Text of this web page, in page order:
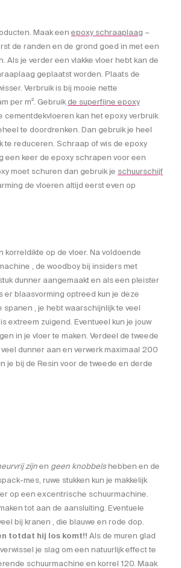
Maak een epoxy schraaplaag –
de randen en de grond goed in met een
je verder een vlakke vloer hebt kan de
geplaatst worden. Plaats de
Verbruik is bij mooie nette
per m². Gebruikde superfijne epoxy
kan het epoxy verbruik
te doordrenken. Dan gebruik je heel
te reduceren. Schraap of wis de epoxy
een keer de epoxy schrapen voor een
moet schuren dan gebruik je schuurschijf
de vloeren altijd eerst even op
op de vloer. Na voldoende
, de woodboy bij insiders met
dunner aangemaakt en als een pleister
er blaasvorming optreed kun je deze
, je hebt waarschijnlijk te veel
extreem zuigend. Eventueel kun je jouw
in je vloer te maken. Verdeel de tweede
dunner aan en verwerk maximaal 200
je bij de Resin voor de tweede en derde
zijnen geen knobbelshebben en de
mes, ruwe stukken kun je makkelijk
op een excentrische schuurmachine.
tot aan de aansluiting. Eventuele
bij kranen , die blauwe en rode dop.
totdat hij los komt!! Als de muren glad
je slag om een natuurlijk effect te
schuurmachine en korrel 120. Maak